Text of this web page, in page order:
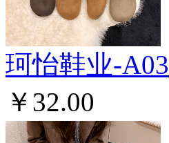
珂怡鞋业-A03
￥32.00